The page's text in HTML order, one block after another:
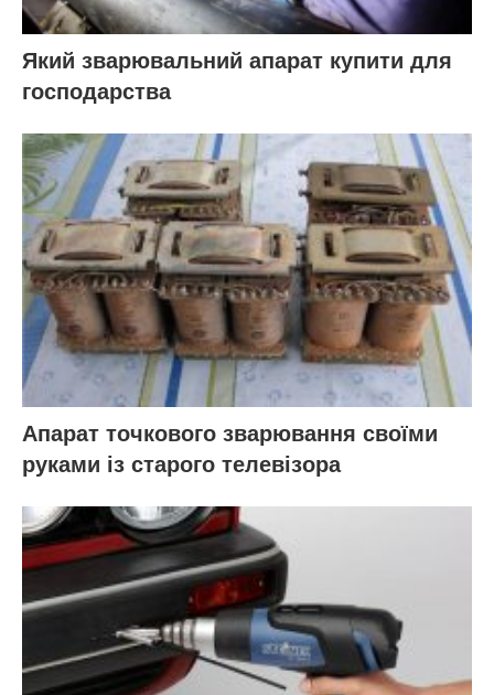
Який зварювальний апарат купити для
господарства
Апарат точкового зварювання своїми
руками із старого телевізора